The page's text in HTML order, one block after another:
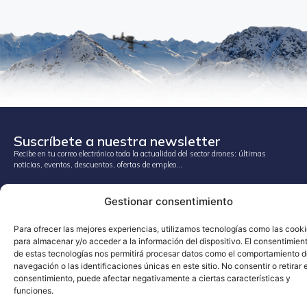
Gestionar consentimiento
Para ofrecer las mejores experiencias, utilizamos tecnologías como las
para almacenar y/o acceder a la información del dispositivo. El
de estas tecnologías nos permitirá procesar datos como el comportamiento
navegación o las identificaciones únicas en este sitio. No consentir o retirar
consentimiento, puede afectar negativamente a ciertas características y
funciones.
Suscríbete a nuestra newsletter
Recibe en tu correo electrónico toda la actualidad del sector drones: últimas
noticias, eventos, descuentos, ofertas de empleo…
(+34) 900 431 031
FORMACIÓN
Formación oficial
Formación técnica profesional
Formación universitaria
SOBRE NOSOTROS
Ubicaciones
Agenda